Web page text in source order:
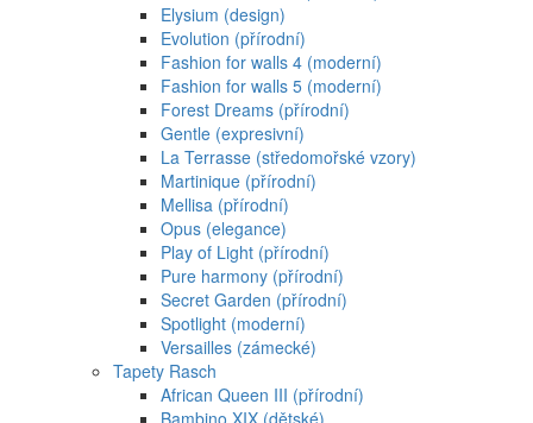
Elysium (design)
Evolution (přírodní)
Fashion for walls 4 (moderní)
Fashion for walls 5 (moderní)
Forest Dreams (přírodní)
Gentle (expresivní)
La Terrasse (středomořské vzory)
Martinique (přírodní)
Mellisa (přírodní)
Opus (elegance)
Play of Light (přírodní)
Pure harmony (přírodní)
Secret Garden (přírodní)
Spotlight (moderní)
Versailles (zámecké)
Tapety Rasch
African Queen III (přírodní)